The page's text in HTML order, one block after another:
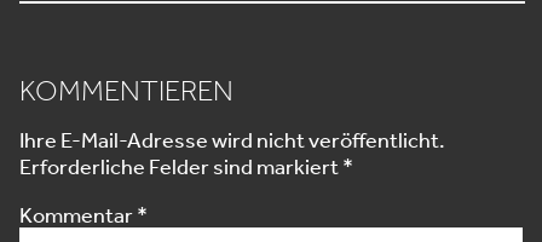
KOMMENTIEREN
Ihre E-Mail-Adresse wird nicht veröffentlicht.
Erforderliche Felder sind markiert*
Kommentar*